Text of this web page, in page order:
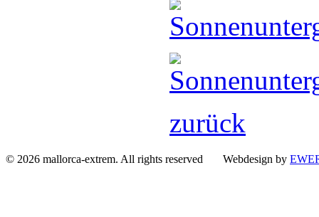
zurück
© 2026 mallorca-extrem. All rights reserved Webdesign by